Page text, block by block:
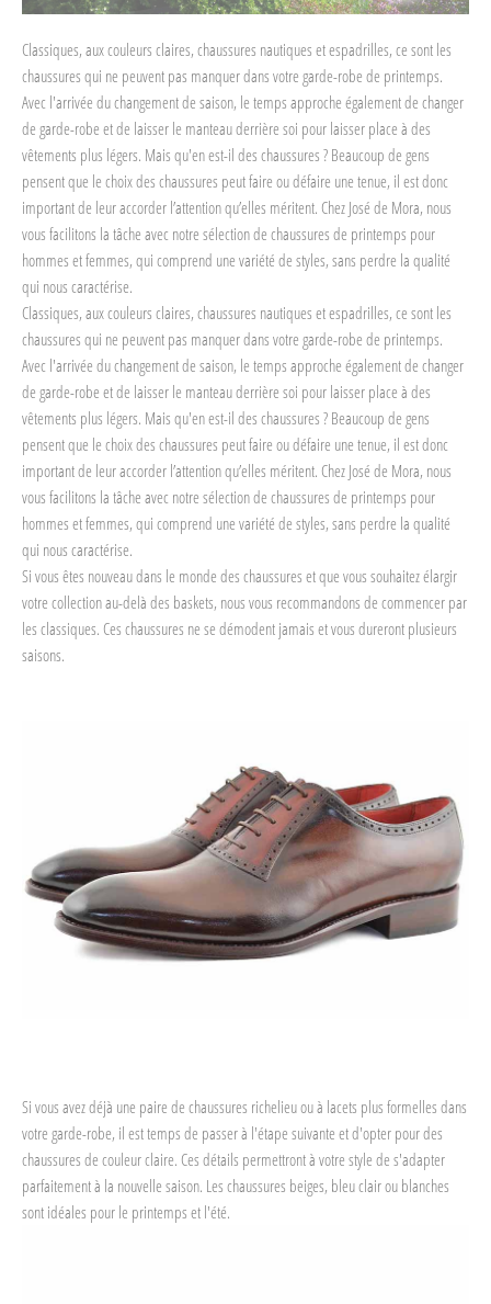
Classiques, aux couleurs claires, chaussures nautiques et espadrilles, ce sont les
chaussures qui ne peuvent pas manquer dans votre garde-robe de printemps.
Avec l'arrivée du changement de saison, le temps approche également de changer
de garde-robe et de laisser le manteau derrière soi pour laisser place à des
vêtements plus légers. Mais qu'en est-il des chaussures ? Beaucoup de gens
pensent que le choix des chaussures peut faire ou défaire une tenue, il est donc
important de leur accorder l’attention qu’elles méritent. Chez José de Mora, nous
vous facilitons la tâche avec notre sélection de chaussures de printemps pour
hommes et femmes, qui comprend une variété de styles, sans perdre la qualité
qui nous caractérise.
Classiques, aux couleurs claires, chaussures nautiques et espadrilles, ce sont les
chaussures qui ne peuvent pas manquer dans votre garde-robe de printemps.
Avec l'arrivée du changement de saison, le temps approche également de changer
de garde-robe et de laisser le manteau derrière soi pour laisser place à des
vêtements plus légers. Mais qu'en est-il des chaussures ? Beaucoup de gens
pensent que le choix des chaussures peut faire ou défaire une tenue, il est donc
important de leur accorder l’attention qu’elles méritent. Chez José de Mora, nous
vous facilitons la tâche avec notre sélection de chaussures de printemps pour
hommes et femmes, qui comprend une variété de styles, sans perdre la qualité
qui nous caractérise.
Si vous êtes nouveau dans le monde des chaussures et que vous souhaitez élargir
votre collection au-delà des baskets, nous vous recommandons de commencer par
les classiques. Ces chaussures ne se démodent jamais et vous dureront plusieurs
saisons.
Si vous avez déjà une paire de chaussures richelieu ou à lacets plus formelles dans
votre garde-robe, il est temps de passer à l'étape suivante et d'opter pour des
chaussures de couleur claire. Ces détails permettront à votre style de s'adapter
parfaitement à la nouvelle saison. Les chaussures beiges, bleu clair ou blanches
sont idéales pour le printemps et l'été.